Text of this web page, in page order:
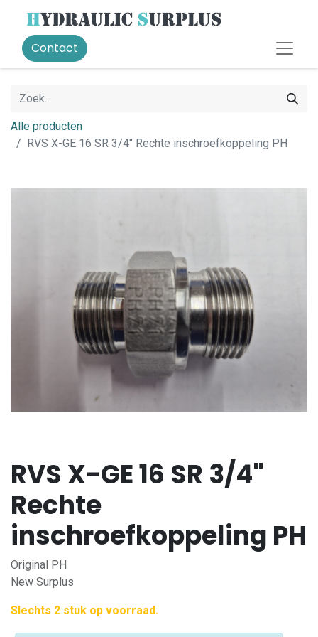
Contact
Alle producten
RVS X-GE 16 SR 3/4" Rechte inschroefkoppeling PH
RVS X-GE 16 SR 3/4"
Rechte
inschroefkoppeling PH
Original PH
New Surplus
Slechts 2 stuk op voorraad.